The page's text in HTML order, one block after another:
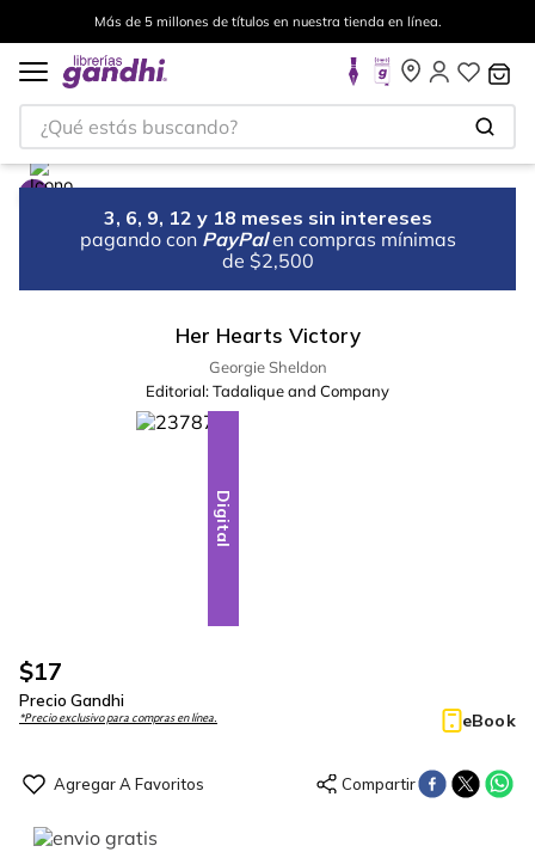
Más de 5 millones de títulos en nuestra tienda en línea.
¿Qué estás buscando?
3, 6, 9, 12 y 18 meses sin intereses
pagando con PayPal en compras mínimas
de $2,500
Her Hearts Victory
Georgie Sheldon
Editorial:Tadalique and Company
Digital
$17
Precio Gandhi
*Precio exclusivo para compras en línea. eBook